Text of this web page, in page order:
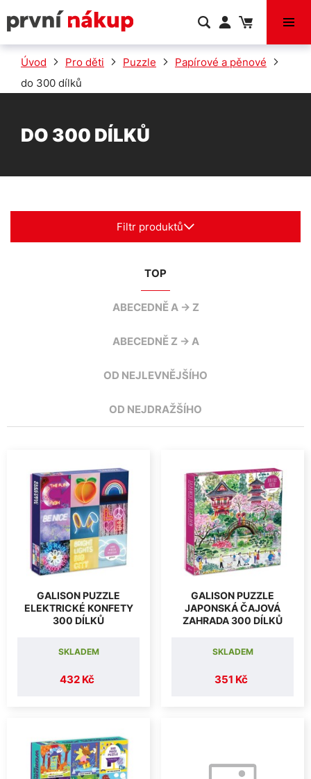
VÝPRODEJ
Úvod Pro děti Puzzle
Papírové a pěnové
do 300 dílků
DO 300 DÍLKŮ
Filtr produktů
TOP
ABECEDNĚ A -> Z
ABECEDNĚ Z -> A
OD NEJLEVNĚJŠÍHO
OD NEJDRAŽŠÍHO
GALISON PUZZLE
ELEKTRICKÉ KONFETY
300 DÍLKŮ
432 Kč
SKLADEM
GALISON PUZZLE
JAPONSKÁ ČAJOVÁ
ZAHRADA 300 DÍLKŮ
351 Kč
SKLADEM